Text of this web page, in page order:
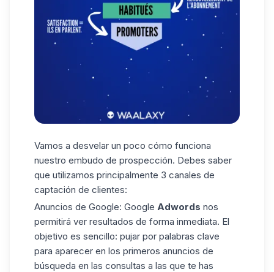
Vamos a desvelar un poco cómo funciona
nuestro embudo de prospección. Debes saber
que utilizamos principalmente 3 canales de
captación de clientes:
Anuncios de Google: Google Adwords nos
permitirá ver resultados de forma inmediata. El
objetivo es sencillo: pujar por palabras clave
para aparecer en los primeros anuncios de
búsqueda en las consultas a las que te has